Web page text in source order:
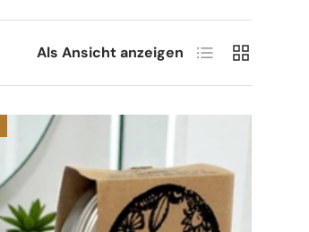
Als Ansicht anzeigen Liste Raster